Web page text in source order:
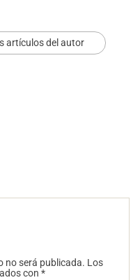
artículos del autor
no será publicada. Los
con *